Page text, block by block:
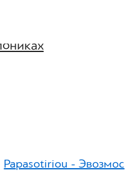
Papasotiriou - Эвозмос